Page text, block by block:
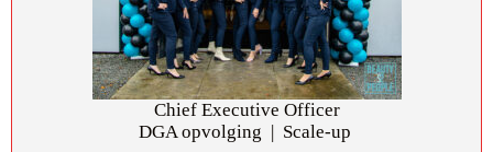
Chief Executive Officer
DGA opvolging | Scale-up